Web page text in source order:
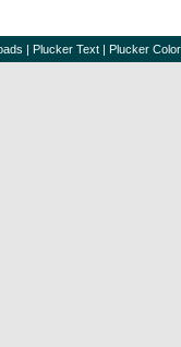
| Plucker Text | Plucker Color